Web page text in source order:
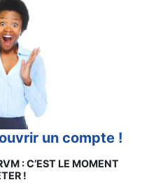
un compte !
: C’EST LE MOMENT
!